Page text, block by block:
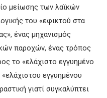
μείωσης των λαϊκών
του «εφικτού στα
ένας μηχανισμός
παροχών, ένας τρόπος
το «ελάχιστο εγγυημένο
εγγυημένου
γιατί συγκαλύπτει